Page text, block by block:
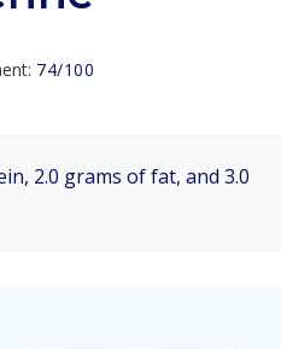
74/100
2.0 grams of fat, and 3.0